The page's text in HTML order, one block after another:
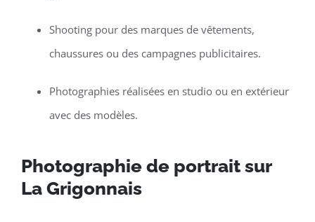
Shooting pour des marques de vêtements,
chaussures ou des campagnes publicitaires.
Photographies réalisées en studio ou en extérieur
avec des modèles.
Photographie de portrait sur
La Grigonnais